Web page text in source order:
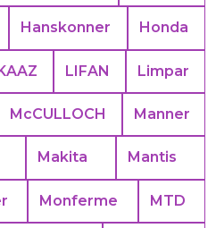
Hanskonner Honda
LIFAN Limpar
McCULLOCH Manner
Makita Mantis
Monferme MTD